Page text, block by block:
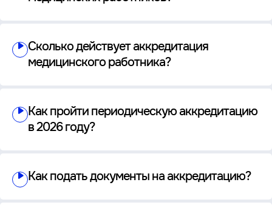
Сколько действует аккредитация
медицинского работника?
Как пройти периодическую аккредитацию
в 2026 году?
Как подать документы на аккредитацию?